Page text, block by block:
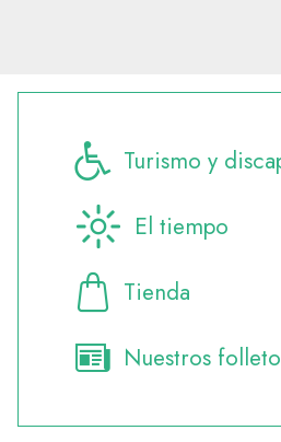
Turismo y
El tiempo
Tienda
Nuestros